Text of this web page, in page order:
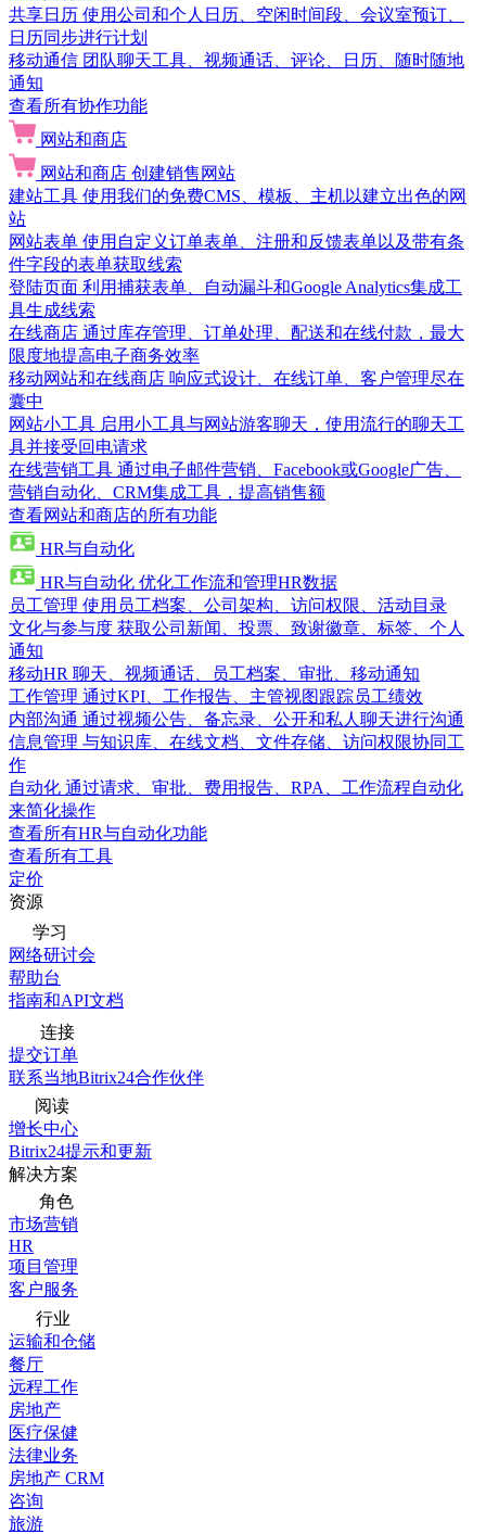
共享日历 使用公司和个人日历、空闲时间段、会议室预订、
日历同步进行计划
移动通信 团队聊天工具、视频通话、评论、日历、随时随地
通知
查看所有协作功能
网站和商店
网站和商店 创建销售网站
建站工具 使用我们的免费CMS、模板、主机以建立出色的网
站
网站表单 使用自定义订单表单、注册和反馈表单以及带有条
件字段的表单获取线索
登陆页面 利用捕获表单、自动漏斗和Google Analytics集成工
具生成线索
在线商店 通过库存管理、订单处理、配送和在线付款，最大
限度地提高电子商务效率
移动网站和在线商店 响应式设计、在线订单、客户管理尽在
囊中
网站小工具 启用小工具与网站游客聊天，使用流行的聊天工
具并接受回电请求
在线营销工具 通过电子邮件营销、Facebook或Google广告、
营销自动化、CRM集成工具，提高销售额
查看网站和商店的所有功能
HR与自动化
HR与自动化 优化工作流和管理HR数据
员工管理 使用员工档案、公司架构、访问权限、活动目录
文化与参与度 获取公司新闻、投票、致谢徽章、标签、个人
通知
移动HR 聊天、视频通话、员工档案、审批、移动通知
工作管理 通过KPI、工作报告、主管视图跟踪员工绩效
内部沟通 通过视频公告、备忘录、公开和私人聊天进行沟通
信息管理 与知识库、在线文档、文件存储、访问权限协同工
作
自动化 通过请求、审批、费用报告、RPA、工作流程自动化
来简化操作
查看所有HR与自动化功能
查看所有工具
定价
资源
学习
网络研讨会
帮助台
指南和API文档
连接
提交订单
联系当地Bitrix24合作伙伴
阅读
增长中心
Bitrix24提示和更新
解决方案
角色
市场营销
HR
项目管理
客户服务
行业
运输和仓储
餐厅
远程工作
房地产
医疗保健
法律业务
房地产 CRM
咨询
旅游